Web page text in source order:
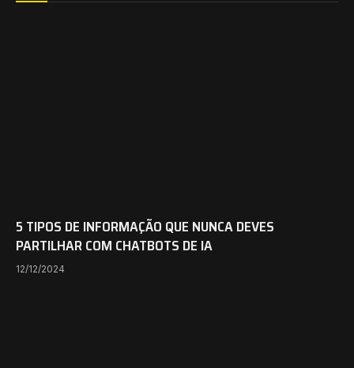
5 TIPOS DE INFORMAÇÃO QUE NUNCA DEVES
PARTILHAR COM CHATBOTS DE IA
12/12/2024